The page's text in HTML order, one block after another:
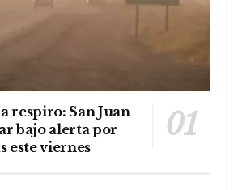
respiro: San Juan
bajo alerta por
este viernes